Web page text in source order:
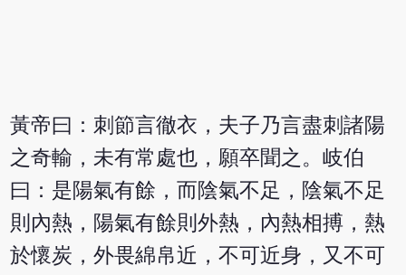
黃帝曰：刺節言徹衣，夫子乃言盡刺諸陽
之奇輸，未有常處也，願卒聞之。岐伯
曰：是陽氣有餘，而陰氣不足，陰氣不足
則內熱，陽氣有餘則外熱，內熱相搏，熱
於懷炭，外畏綿帛近，不可近身，又不可